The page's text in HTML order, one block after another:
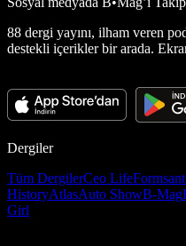
88 dergi yayını, ilham veren
destekli içerikler bir arada.
Dergiler
Tüm DergilerCeo Life
HistoryAtlasAuto ShowB-Mag
Girl